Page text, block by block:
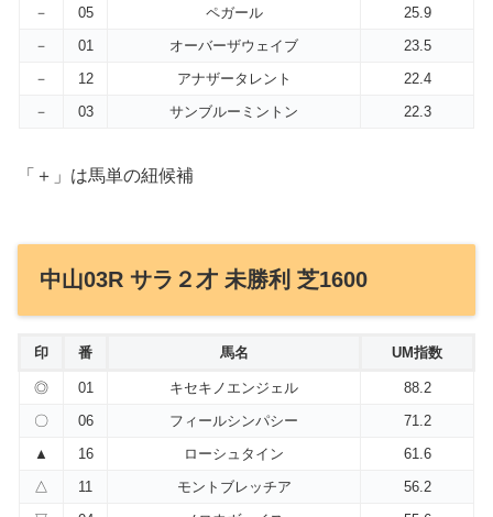
－
05 ペガール
25.9
－
01 オーバーザウェイブ
23.5
－
12 アナザータレント
22.4
－
03 サンブルーミントン 22.3
「＋」は馬単の紐候補
中山03R サラ２才 未勝利 芝1600
印 番 馬名 UM指数
◎ 01 キセキノエンジェル
88.2
〇
06 フィールシンパシー
71.2
▲
16 ローシュタイン
61.6
△
11 モントブレッチア
56.2